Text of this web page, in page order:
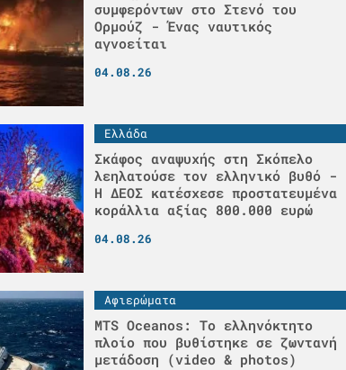
συμφερόντων στο Στενό του
Ορμούζ - Ένας ναυτικός
αγνοείται
04.08.26
Ελλάδα
Σκάφος αναψυχής στη Σκόπελο
λεηλατούσε τον ελληνικό βυθό -
H ΔΕΟΣ κατέσχεσε προστατευμένα
κοράλλια αξίας 800.000 ευρώ
04.08.26
Αφιερώματα
MTS Oceanos: Το ελληνόκτητο
πλοίο που βυθίστηκε σε ζωντανή
μετάδοση (video & photos)